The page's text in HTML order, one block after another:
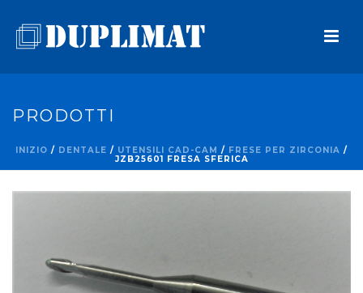
PRODOTTI
INIZIO / DENTALE / UTENSILI CAD-CAM / FRESE PER ZIRCONIA /
JZB25601 FRESA SFERICA